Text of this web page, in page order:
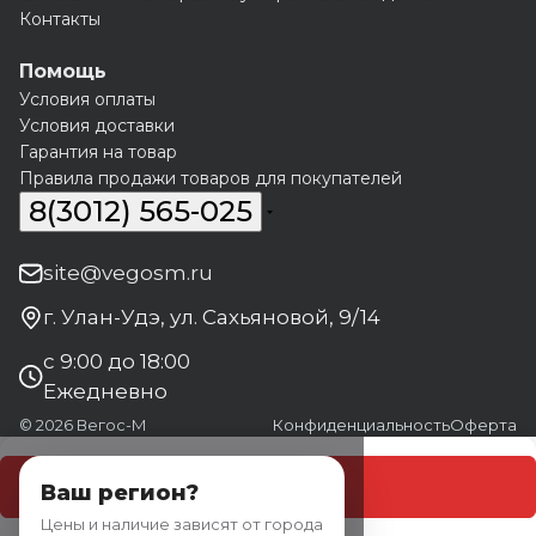
Контакты
Помощь
Условия оплаты
Условия доставки
Гарантия на товар
Правила продажи товаров для покупателей
8(3012) 565-025
site@vegosm.ru
г. Улан-Удэ, ул. Сахьяновой, 9/14
с 9:00 до 18:00
Ежедневно
© 2026 Вегос-М КонфиденциальностьОферта
Ваш регион?
Цены и наличие зависят от города